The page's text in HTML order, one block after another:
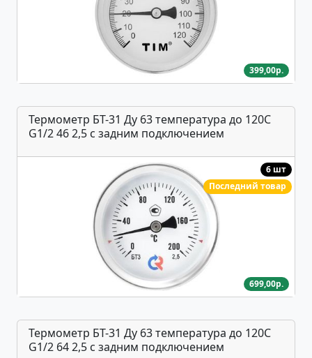
399,00р.
Термометр БТ-31 Ду 63 температура до 120С
G1/2 46 2,5 с задним подключением
6 шт
Последний товар
699,00р.
Термометр БТ-31 Ду 63 температура до 120С
G1/2 64 2,5 с задним подключением